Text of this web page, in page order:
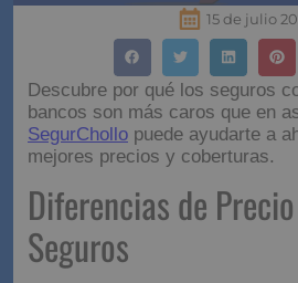
15 de julio
Descubre por qué los seguros
bancos son más caros que en
SegurChollo puede ayudarte a
mejores precios y coberturas.
Diferencias de
Seguros